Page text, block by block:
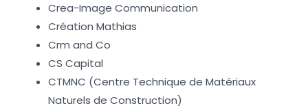
Crea-Image Communication
Création Mathias
Crm and Co
CS Capital
CTMNC (Centre Technique de Matériaux
Naturels de Construction)